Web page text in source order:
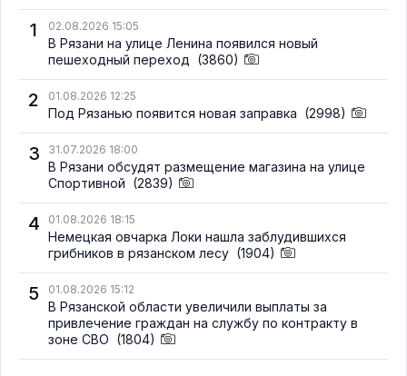
1
02.08.2026 15:05
В Рязани на улице Ленина появился новый
пешеходный переход (3860)
2 01.08.2026 12:25
Под Рязанью появится новая заправка (2998)
3 31.07.2026 18:00
В Рязани обсудят размещение магазина на улице
Спортивной (2839)
4 01.08.2026 18:15
Немецкая овчарка Локи нашла заблудившихся
грибников в рязанском лесу (1904)
5 01.08.2026 15:12
В Рязанской области увеличили выплаты за
привлечение граждан на службу по контракту в
зоне СВО (1804)